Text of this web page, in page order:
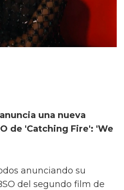
una nueva
de 'Catching Fire': 'We
anunciando su
del segundo film de